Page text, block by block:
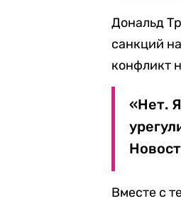
Дональд
санкций
конфликт
«Нет.
Вместе с